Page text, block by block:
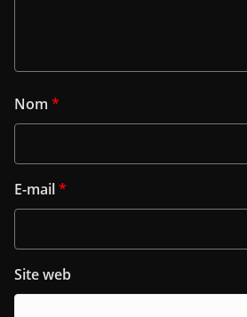
Nom *
E-mail*
Site web